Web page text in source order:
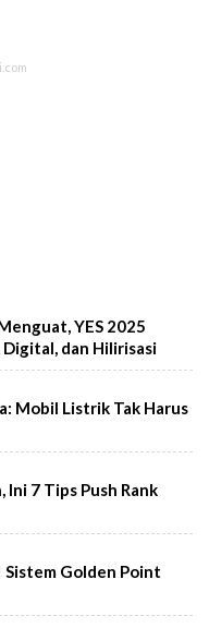
YES 2025
dan Hilirisasi
Mobil Listrik Tak Harus
7 Tips Push Rank
Sistem Golden Point